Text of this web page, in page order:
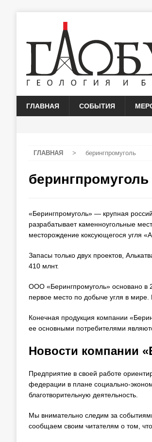
ГЛАВНАЯ СОБЫТИЯ
ГЛАВНАЯ > берингпромуголь
берингпромуголь
«Берингпромуголь» — крупная
разрабатывает каменноугольные
месторождение коксующегося угля
Запасы только двух проектов,
410 млнт.
ООО «Берингпромуголь» основано в
первое место по добыче угля в мире.
Конечная продукция компании
ее основными потребителями
Новости компании
Предприятие в своей работе
федерации в плане социально-
благотворительную деятельность.
Мы внимательно следим за
сообщаем своим читателям о том,